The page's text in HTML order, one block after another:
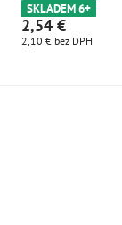
SKLADEM 6+
2,54 €
2,10 € bez DPH